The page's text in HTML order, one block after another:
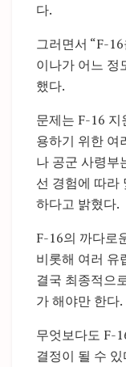
다.
그러면서 “F-
이나가 어느 정
했다.
문제는 F-16 지
용하기 위한 여
나 공군 사령부
선 경험에 따라
하다고 밝혔다.
F-16의 까다로
비롯해 여러 유
결국 최종적으
가 해야만 한다.
무엇보다도 F-
결정이 될 수